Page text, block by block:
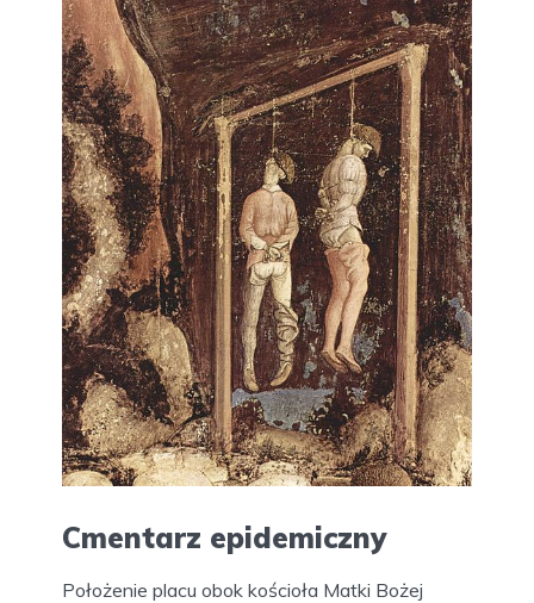
Cmentarz epidemiczny
Położenie placu obok kościoła Matki Bożej